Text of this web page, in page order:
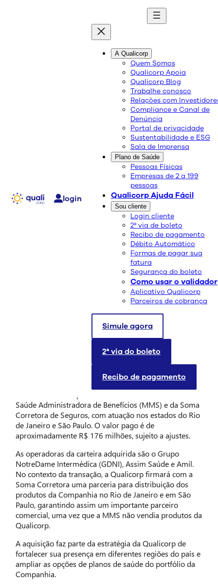
login
A Qualicorp
Quem Somos
Qualicorp Apoia
Qualicorp Blog
Trabalhe conosco
Relações com
Compliance e Canal de
Denúncia
Portal de privacidade
Sustentabilidade e ESG
Sala de Imprensa
Plano de Saúde
Pessoas Físicas
Empresas de 2 a 199
pessoas
Qualicorp Ajuda Fácil
Sou cliente
Login cliente
2ª via de boleto
Recibo de pagamento
Débito Automático
Formas de pagar sua
fatura
Segurança do boleto
Como usar o validador
Aplicativo Qualicorp
Parceiros de cobrança
Simule agora
2ª via do boleto
Recibo de pagamento
blog
Conteúdo de qualidade e as melhores soluções
Qualicorp compra carteira
com 55 mil clientes no
segmento coletivo por
Notícias
09/12/2020
Aquisição reforça a atuação da Companhia nos
estados do Rio de Janeiro e São Paulo
A Qualicorp anuncia a compra de carteira de cerca de
Saúde Administradora de Benefícios (MMS) e da Soma
Corretora de Seguros, com atuação nos estados do Rio
de Janeiro e São Paulo. O valor pago é de
aproximadamente R$ 176 milhões, sujeito a ajustes.
As operadoras da carteira adquirida são o Grupo
NotreDame Intermédica (GDNI), Assim Saúde e Amil.
No contexto da transação, a Qualicorp firmará com a
Soma Corretora uma parceria para distribuição dos
produtos da Companhia no Rio de Janeiro e em São
Paulo, garantindo assim um importante parceiro
comercial, uma vez que a MMS não vendia produtos da
Qualicorp.
A aquisição faz parte da estratégia da Qualicorp de
fortalecer sua presença em diferentes regiões do país e
ampliar as opções de planos de saúde do portfólio da
Companhia.